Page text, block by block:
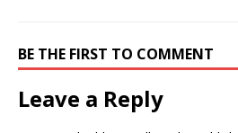
BE THE FIRST TO COMMENT
Leave a Reply